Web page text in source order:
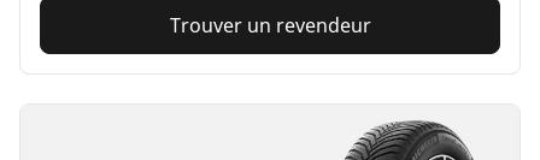
Trouver un revendeur